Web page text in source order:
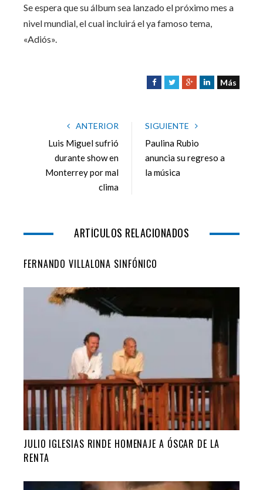
Se espera que su álbum sea lanzado el próximo mes a
nivel mundial, el cual incluirá el ya famoso tema,
«Adiós».
F
e
o
k
T
t
r
G
g
+
L
I
Más
ANTERIOR
Luis Miguel sufrió
durante show en
Monterrey por mal
clima
SIGUIENTE
Paulina Rubio
anuncia su regreso a
la música
ARTÍCULOS RELACIONADOS
FERNANDO VILLALONA SINFÓNICO
JULIO IGLESIAS RINDE HOMENAJE A ÓSCAR DE LA
RENTA